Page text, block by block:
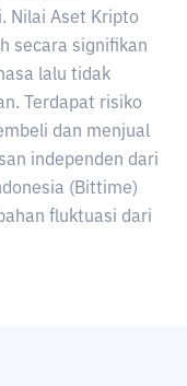
Nilai Aset Kripto
secara signifikan
lalu tidak
Terdapat risiko
dan menjual
independen dari
(Bittime)
fluktuasi dari